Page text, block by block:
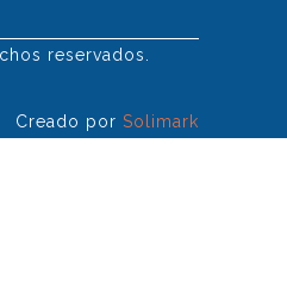
reservados.
Creado por Solimark